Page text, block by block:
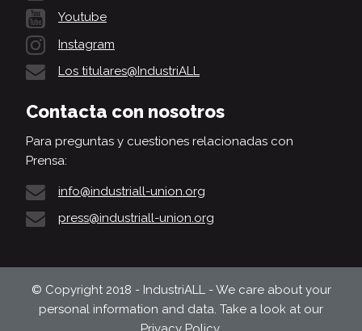
Youtube
Instagram
Los titulares@IndustriALL
Contacta con nosotros
Para preguntas y cuestiones relacionadas con
Prensa:
info@industriall-union.org
press@industriall-union.org
© Copyright 2018 - IndustriALL - We care about your
personal information and data. Take a look at our